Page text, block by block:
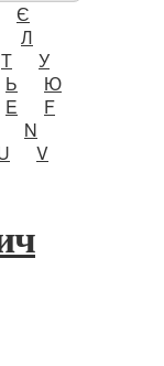
Є
Л
Т
У
Ь
Ю
E
F
N
V